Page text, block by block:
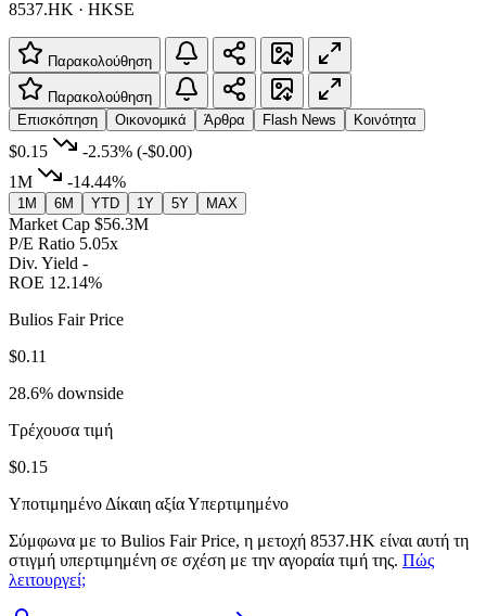
8537.HK · HKSE
Παρακολούθηση
Παρακολούθηση
Επισκόπηση
Οικονομικά Άρθρα Flash News Κοινότητα
$0.15 -2.53% (-$0.00)
1M
-14.44%
1M 6M YTD 1Y 5Y MAX
Market Cap $56.3M
P/E Ratio 5.05x
Div. Yield -
ROE 12.14%
Bulios Fair Price
$0.11
28.6% downside
Τρέχουσα τιμή
$0.15
Υποτιμημένο Δίκαιη αξίαΥπερτιμημένο
Σύμφωνα με το Bulios Fair Price, η μετοχή 8537.HK είναι αυτή τη
στιγμή υπερτιμημένη σε σχέση με την αγοραία τιμή της. Πώς
λειτουργεί;